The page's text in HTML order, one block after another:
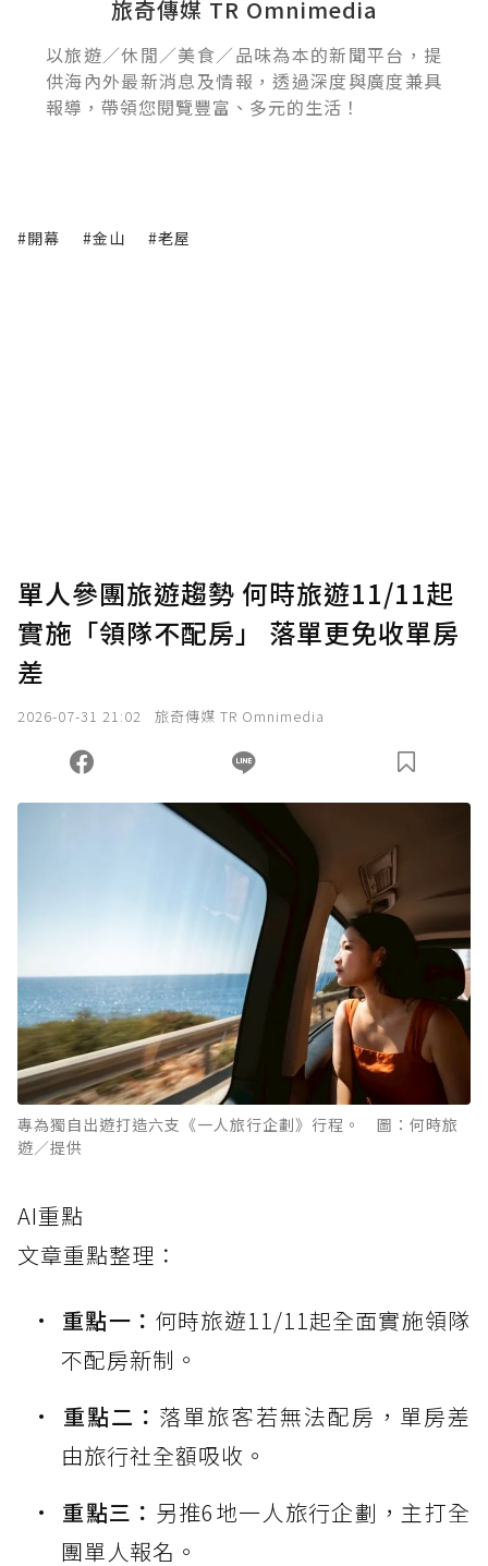
旅奇傳媒 TR Omnimedia
以旅遊／休閒／美食／品味為本的新聞平台，提
供海內外最新消息及情報，透過深度與廣度兼具
報導，帶領您閱覽豐富、多元的生活！
#開幕 #金山 #老屋
單人參團旅遊趨勢 何時旅遊11/11起
實施「領隊不配房」 落單更免收單房
差
2026-07-31 21:02 旅奇傳媒 TR Omnimedia
專為獨自出遊打造六支《一人旅行企劃》行程。 圖：何時旅
遊／提供
AI重點
文章重點整理：
重點一： 何時旅遊11/11起全面實施領隊
不配房新制。
重點二： 落單旅客若無法配房，單房差
由旅行社全額吸收。
重點三： 另推6地一人旅行企劃，主打全
團單人報名。